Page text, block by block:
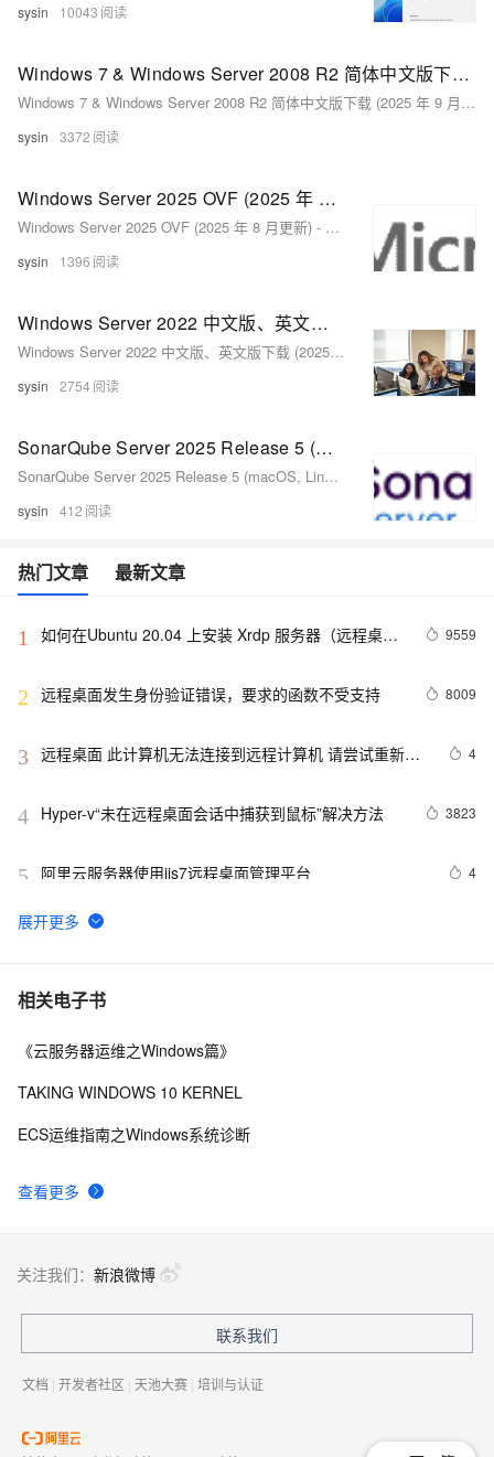
sysin 10043
Windows 7 & Windows Server 2008 R2 简体中文版下载 (2025 年 9 月更新)
Windows 7 & Windows Server 2008 R2 简体中文版下载 (2025 年 9 月更新)
sysin 3372
Windows Server 2025 OVF (2025 年 8 月更新) - VMware 虚拟机模板
Windows Server 2025 OVF (2025 年 8 月更新) - VMware 虚拟机模板
sysin 1396
Windows Server 2022 中文版、英文版下载 (2025 年 8 月更新)
Windows Server 2022 中文版、英文版下载 (2025 年 8 月更新)
sysin 2754
SonarQube Server 2025 Release 5 (macOS, Linux, Windows) - 代码质量、安全与静态分析工具
SonarQube Server 2025 Release 5 (macOS, Linux, Windows) - 代码质量、安全与静态分析工具
sysin 412
热门文章 最新文章
1
如何在Ubuntu 20.04 上安装 Xrdp 服务器（远程桌
9559
2 远程桌面发生身份验证错误，要求的函数不受支持 8009
3 远程桌面 此计算机无法连接到远程计算机 请尝试重新连
4
4 Hyper-v“未在远程桌面会话中捕获到鼠标”解决方法 3823
5 阿里云服务器使用iis7远程桌面管理平台 4
6
【图文】远程桌面链接:这可能是由于credssp加密
7 三款 Mac 远程控制（远程桌面）工具
8 最新在Linux服务器上安装VNC并进行远程桌面连接
相关电子书
查看更多
《云服务器运维之Windows篇》
TAKING WINDOWS 10 KERNEL
ECS运维指南之Windows系统诊断
关注我们： 新浪微博
联系我们
文档 | 开发者社区 | 天池大赛 | 培训与认证